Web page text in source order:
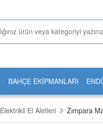
BAHÇE EKİPMANLARI
Elektrikli El Aletleri Zımpara